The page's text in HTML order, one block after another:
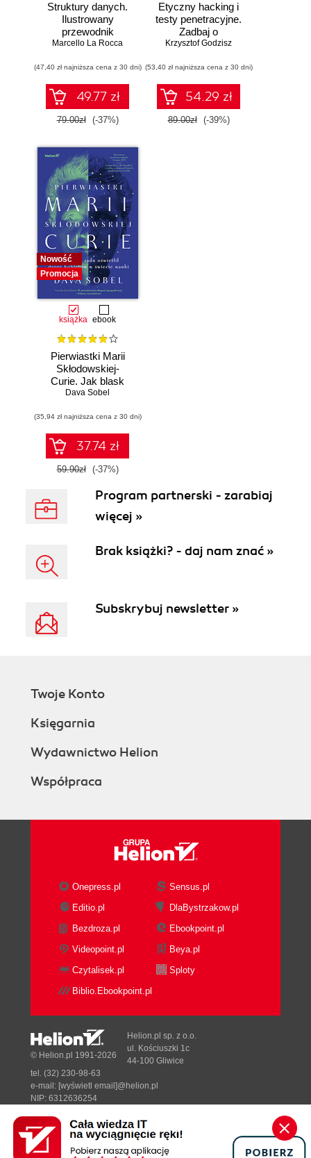
Struktury danych.
Ilustrowany
przewodnik
Marcello La Rocca
(47,40 zł najniższa cena z 30 dni)
49.77 zł
79.00zł (-37%)
Etyczny hacking i
testy penetracyjne.
Zadbaj o
bezpieczeństwo
Krzysztof Godzisz
(53,40 zł najniższa cena z 30 dni)
54.29 zł
89.00zł (-39%)
Nowość
Promocja
książka ebook
Pierwiastki Marii
Skłodowskiej-
Curie. Jak blask
radu oświetlił drogę
świecie nauki
Dava Sobel
(35,94 zł najniższa cena z 30 dni)
37.74 zł
59.90zł (-37%)
Program partnerski - zarabiaj
więcej »
Brak książki? - daj nam znać »
Subskrybuj newsletter »
Twoje Konto
Księgarnia
Wydawnictwo Helion
Współpraca
Onepress.pl
Sensus.pl
Editio.pl
DlaBystrzakow.pl
Bezdroza.pl
Ebookpoint.pl
Videopoint.pl
Beya.pl
Czytalisek.pl
Sploty
Biblio.Ebookpoint.pl
Designed with ♥ byTonik.pl
© Helion.pl 1991-2026
Helion.pl sp. z o.o.
ul. Kościuszki 1c
44-100 Gliwice
tel. (32) 230-98-63
e-mail: [wyświetl email]@helion.pl
NIP: 6312636254